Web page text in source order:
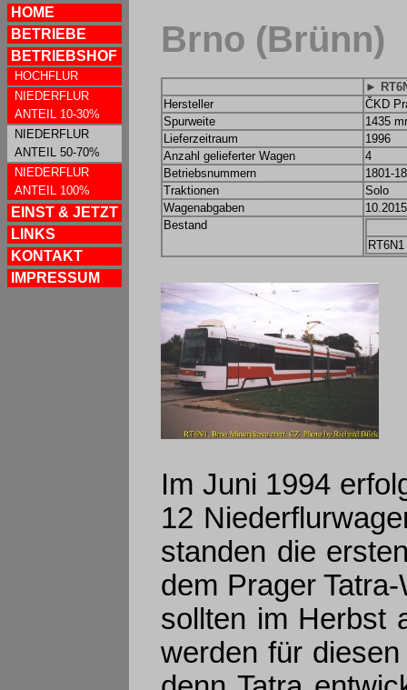
HOME
BETRIEBE
BETRIEBSHOF
HOCHFLUR
NIEDERFLUR
ANTEIL 10-30%
NIEDERFLUR
ANTEIL 50-70%
NIEDERFLUR
ANTEIL 100%
EINST & JETZT
LINKS
KONTAKT
IMPRESSUM
Brno (Brünn)
►
Hersteller
ČKD
Spurweite
1435
Lieferzeitraum
1996
Anzahl gelieferter Wagen
4
Betriebsnummern
1801-
Traktionen
Solo
Wagenabgaben
Bestand
RT6N1
Im Juni 1994
12
standen die
dem Prager
sollten im Herbst
werden für